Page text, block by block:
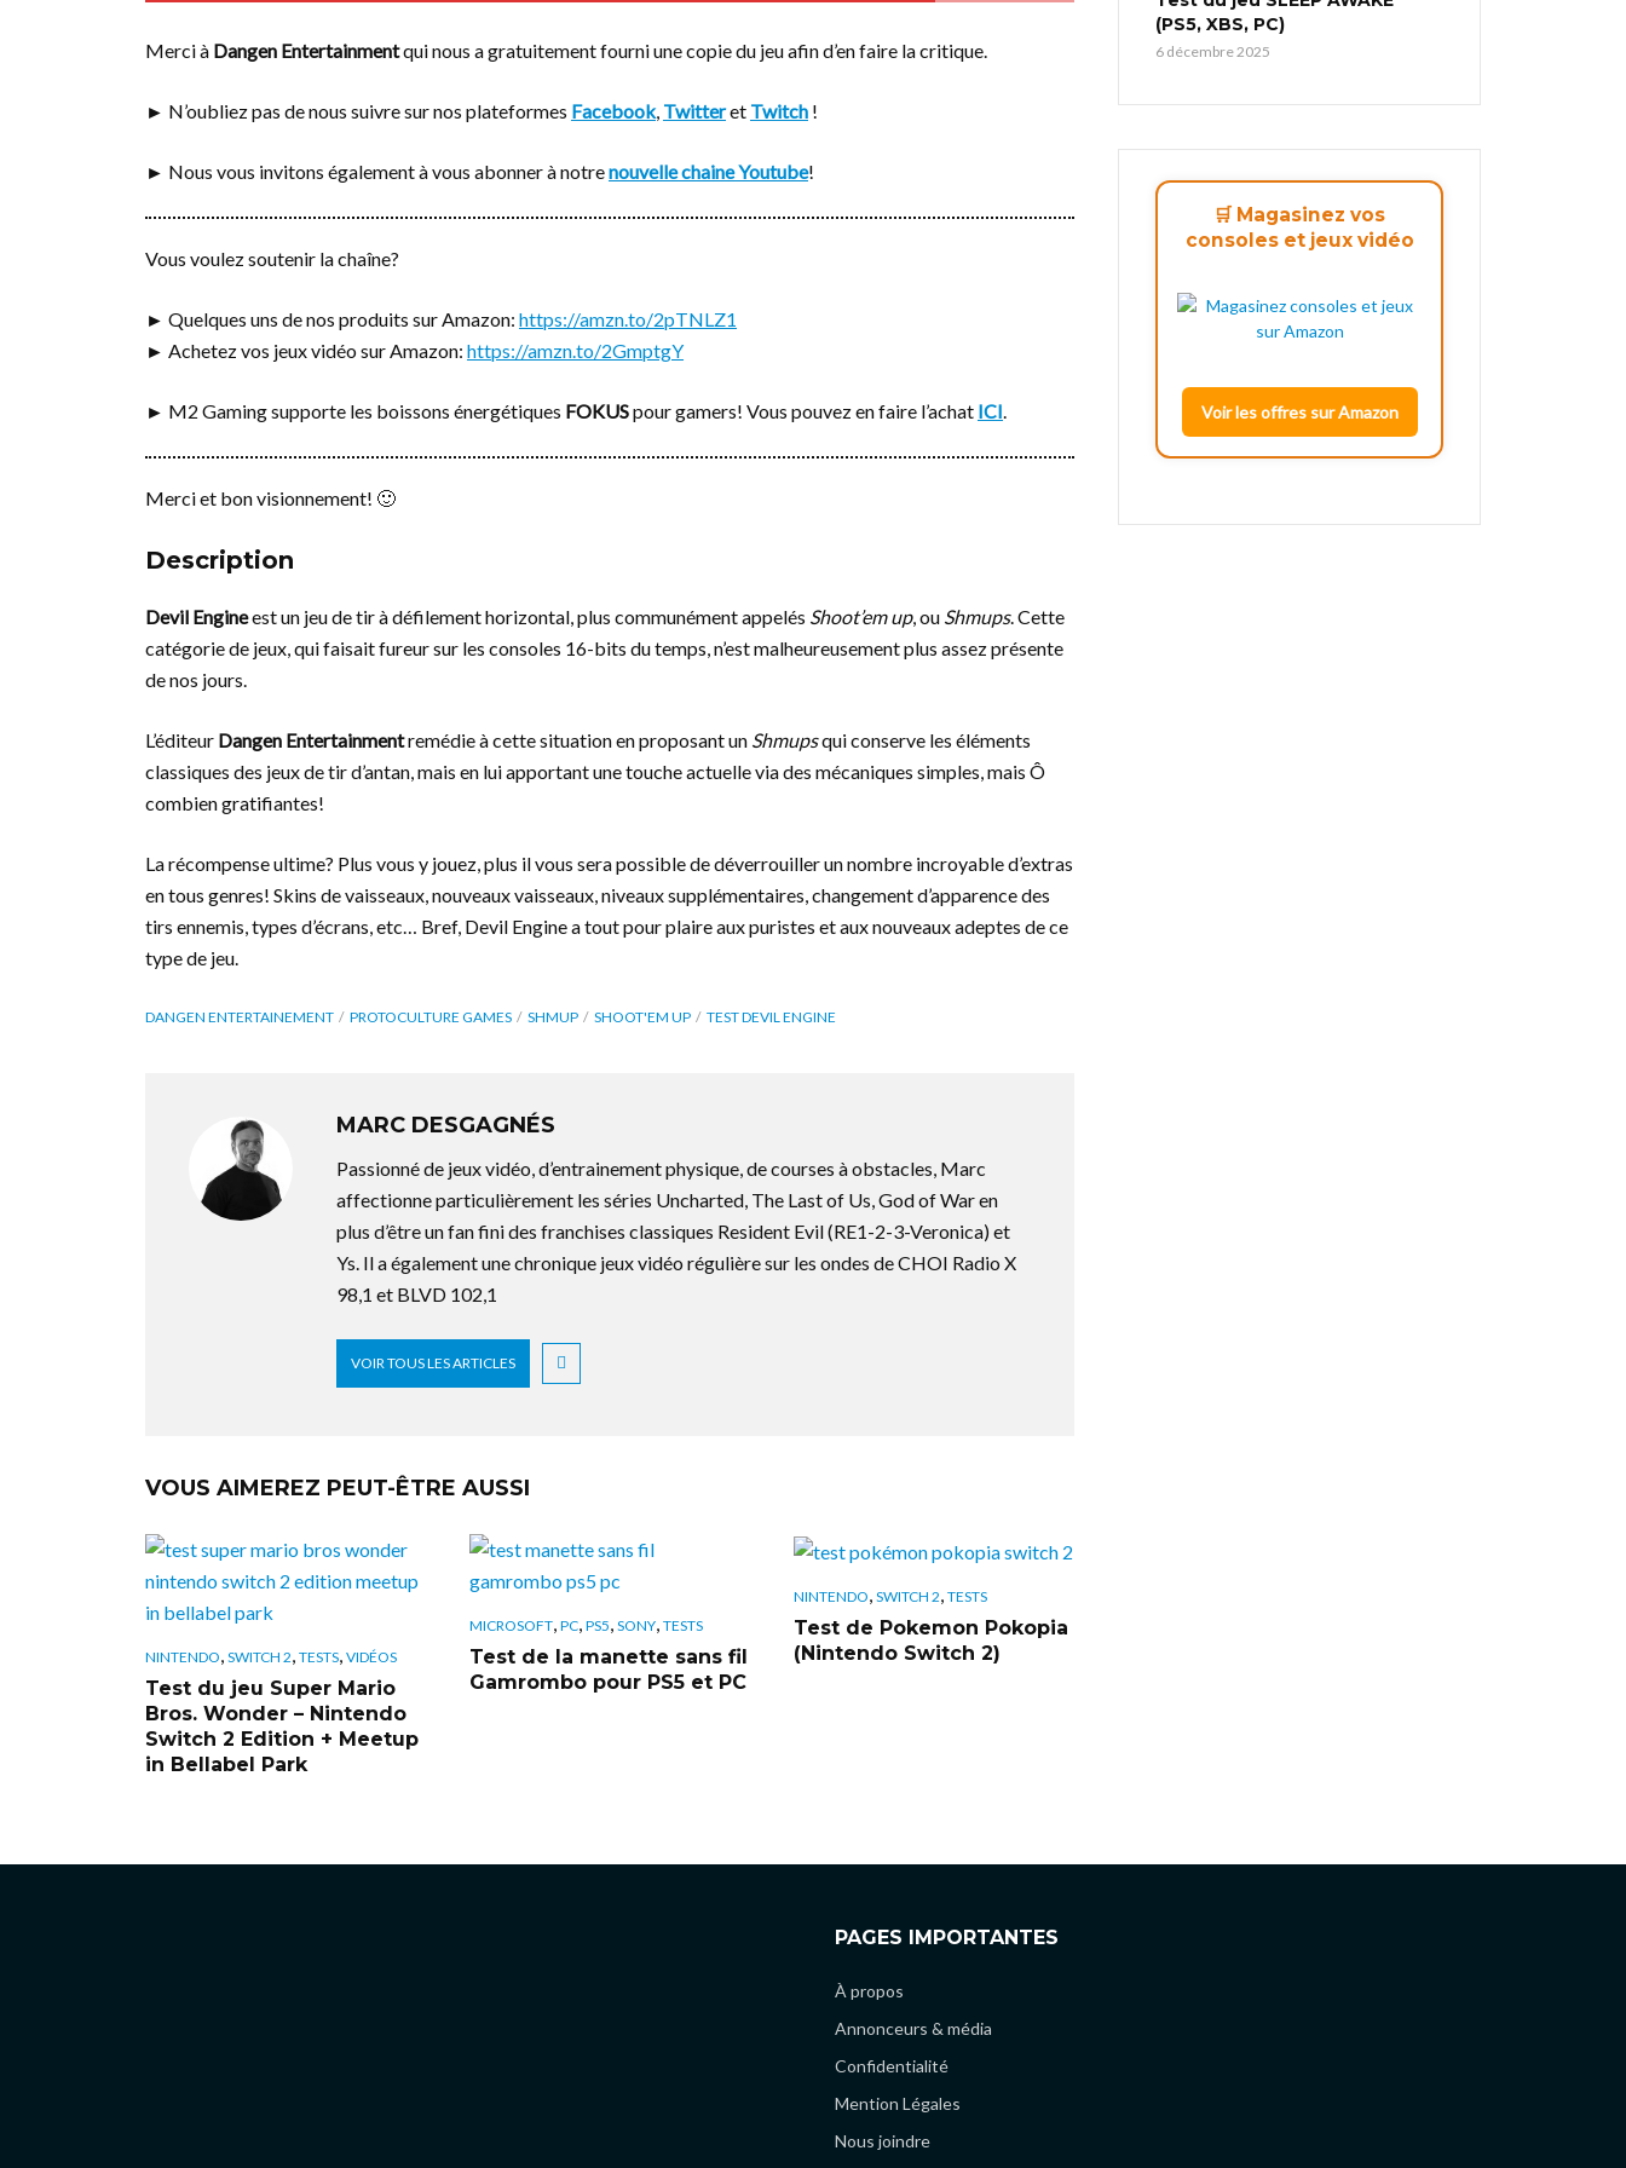
Merci à Dangen Entertainmentqui nous a gratuitement fourni une copie du jeu afin d’en faire la critique.
► N’oubliez pas de nous suivre sur nos plateformes Facebook, Twitteret Twitch !
► Nous vous invitons également à vous abonner à notrenouvelle chaine Youtube!
Vous voulez soutenir la chaîne?
► Quelques uns de nos produits sur Amazon: https://amzn.to/2pTNLZ1
► Achetez vos jeux vidéo sur Amazon: https://amzn.to/2GmptgY
► M2 Gaming supporte les boissons énergétiques FOKUSpour gamers! Vous pouvez en faire l’achat ICI.
Merci et bon visionnement! 🙂
Description
Devil Engineest un jeu de tir à défilement horizontal, plus communément appelés Shoot’em up, ou Shmups. Cette
catégorie de jeux, qui faisait fureur sur les consoles 16-bits du temps, n’est malheureusement plus assez présente
de nos jours.
L’éditeur Dangen Entertainmentremédie à cette situation en proposant un Shmupsqui conserve les éléments
classiques des jeux de tir d’antan, mais en lui apportant une touche actuelle via des mécaniques simples, mais Ô
combien gratifiantes!
La récompense ultime? Plus vous y jouez, plus il vous sera possible de déverrouiller un nombre incroyable d’extras
en tous genres! Skins de vaisseaux, nouveaux vaisseaux, niveaux supplémentaires, changement d’apparence des
tirs ennemis, types d’écrans, etc… Bref, Devil Engine a tout pour plaire aux puristes et aux nouveaux adeptes de ce
type de jeu.
DANGEN ENTERTAINEMENT PROTOCULTURE GAMES SHMUP SHOOT'EM UP TEST DEVIL ENGINE
MARC DESGAGNÉS
Passionné de jeux vidéo, d’entrainement physique, de courses à obstacles, Marc
affectionne particulièrement les séries Uncharted, The Last of Us, God of War en
plus d’être un fan fini des franchises classiques Resident Evil (RE1-2-3-Veronica) et
Ys. Il a également une chronique jeux vidéo régulière sur les ondes de CHOI Radio X
98,1 et BLVD 102,1
VOIR TOUS LES ARTICLES
VOUS AIMEREZ PEUT-ÊTRE AUSSI
NINTENDO, SWITCH 2, TESTS, VIDÉOS
Test du jeu Super Mario
Bros. Wonder – Nintendo
Switch 2 Edition + Meetup
in Bellabel Park
MICROSOFT, PC, PS5, SONY, TESTS
Test de la manette sans fil
Gamrombo pour PS5 et PC
NINTENDO, SWITCH 2, TESTS
Test de Pokemon Pokopia
(Nintendo Switch 2)
(PS5, XBS, PC)
6 décembre 2025
🛒 Magasinez vos
consoles et jeux vidéo
Voir les offres sur Amazon
PAGES IMPORTANTES
À propos
Annonceurs & média
Confidentialité
Mention Légales
Nous joindre